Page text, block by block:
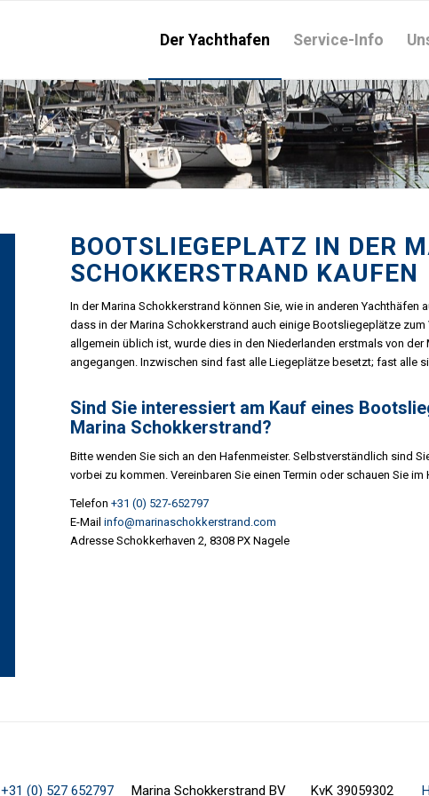
Der Yachthafen Service-Info
BOOTSLIEGEPLATZ IN DER
SCHOKKERSTRAND KAUFEN
In der Marina Schokkerstrand können Sie, wie in anderen Yachthäfen
dass in der Marina Schokkerstrand auch einige Bootsliegeplätze
allgemein üblich ist, wurde dies in den Niederlanden erstmals von der
angegangen. Inzwischen sind fast alle Liegeplätze besetzt; fast alle
Sind Sie interessiert am Kauf eines
Marina Schokkerstrand?
Bitte wenden Sie sich an den Hafenmeister. Selbstverständlich sind
vorbei zu kommen. Vereinbaren Sie einen Termin oder schauen Sie
Telefon +31 (0) 527-652797
E-Mail info@marinaschokkerstrand.com
Adresse Schokkerhaven 2, 8308 PX Nagele
+31 (0) 527 652797Marina Schokkerstrand BV KvK 39059302